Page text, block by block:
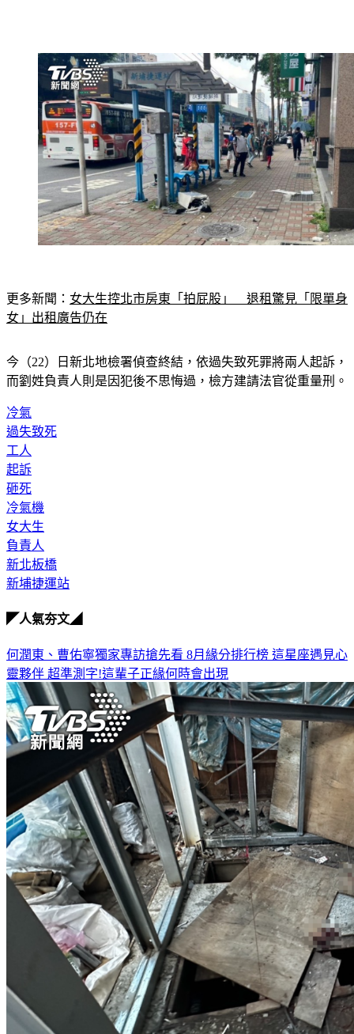
更多新聞： 女大生控北市房東「拍屁股」　退租驚見「限單身
女」出租廣告仍在
今（22）日新北地檢署偵查終結，依過失致死罪將兩人起訴，
而劉姓負責人則是因犯後不思悔過，檢方建請法官從重量刑。
冷氣
過失致死
工人
起訴
砸死
冷氣機
女大生
負責人
新北板橋
新埔捷運站
◤人氣夯文◢
何潤東、曹佑寧獨家專訪搶先看 8月緣分排行榜 這星座遇見心
靈夥伴 超準測字!這輩子正緣何時會出現